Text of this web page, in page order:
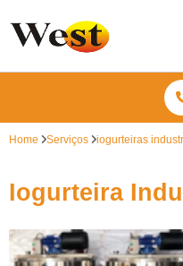
Home Serviços iogurteiras
Iogurteira